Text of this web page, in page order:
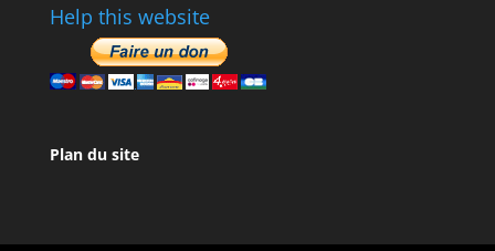
Help this website
Plan du site